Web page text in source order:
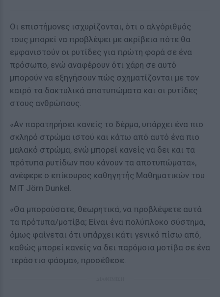
Οι επιστήμονες ισχυρίζονται, ότι ο αλγόριθμός
τους μπορεί να προβλέψει με ακρίβεια πότε θα
εμφανιστούν οι ρυτίδες για πρώτη φορά σε ένα
πρόσωπο, ενώ αναφέρουν ότι χάρη σε αυτό
μπορούν να εξηγήσουν πώς σχηματίζονται με τον
καιρό τα δακτυλικά αποτυπώματα και οι ρυτίδες
στους ανθρώπους.
«Αν παρατηρήσει κανείς το δέρμα, υπάρχει ένα πιο
σκληρό στρώμα ιστού και κάτω από αυτό ένα πιο
μαλακό στρώμα, ενώ μπορεί κανείς να δει και τα
πρότυπα ρυτίδων που κάνουν τα αποτυπώματα»,
ανέφερε ο επίκουρος καθηγητής Μαθηματικών του
ΜΙΤ Jörn Dunkel.
«Θα μπορούσατε, θεωρητικά, να προβλέψετε αυτά
τα πρότυπα/μοτίβα; Είναι ένα πολύπλοκο σύστημα,
όμως φαίνεται ότι υπάρχει κάτι γενικό πίσω από,
καθώς μπορεί κανείς να δει παρόμοια μοτίβα σε ένα
τεράστιο φάσμα», προσέθεσε.